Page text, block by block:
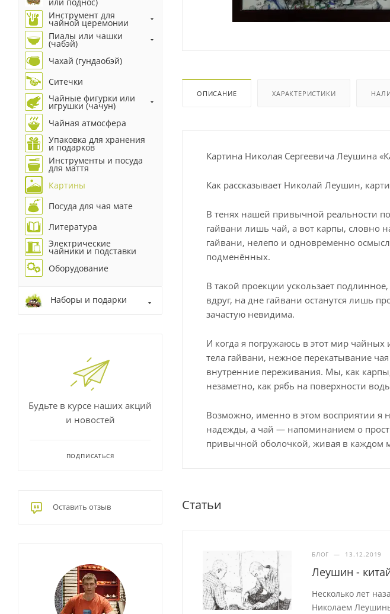
ОПИСАНИЕ ХАРАКТЕРИСТИКИ
Картина Николая Сергеевича Леушина
Как рассказывает Николай Леушин,
В тенях нашей привычной реальности
гайвани лишь чай, а вот карпы, словно
гайвани, нелепо и одновременно
подменённых.
В такой проекции ускользает
вдруг, на дне гайвани останутся лишь
зачастую невидима.
И когда я погружаюсь в этот мир
тела гайвани, нежное перекатывание
внутренние переживания. Мы, как
незаметно, как рябь на поверхности
Возможно, именно в этом восприятии я
надежды, а чай — напоминанием о
привычной оболочкой, живая в каждом
Статьи
БЛОГ — 13.12.2019
Леушин -
Несколько лет
Николаем
Инструмент для
чайной церемонии
Пиалы или чашки
(чабэй)
Чахай (гундаобэй)
Ситечки
Чайные фигурки или
игрушки (чачун)
Чайная атмосфера
Упаковка для хранения
и подарков
Инструменты и посуда
для маття
Картины
Посуда для чая мате
Литература
Электрические
чайники и подставки
Оборудование
Наборы и подарки
Будьте в курсе наших акций
и новостей
ПОДПИСАТЬСЯ
Оставить отзыв